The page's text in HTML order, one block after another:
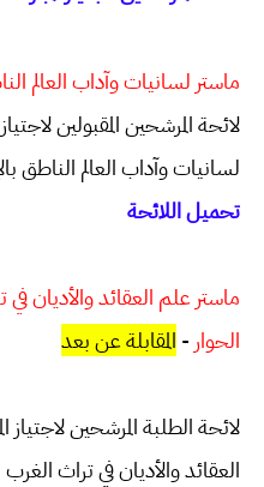
ماستر لسانيات وآداب العالم
لائحة المرشحين المقبولين
لسانيات وآداب العالم الناطق
تحميل اللائحة
ماستر علم العقائد والأديان
الحوار - المقابلة عن بعد
لائحة الطلبة المرشحين
العقائد والأديان في تراث